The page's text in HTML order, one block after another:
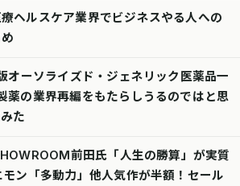
療ヘルスケア業界でビジネスやる人への
オーソライズド・ジェネリック医薬品一
薬の業界再編をもたらしうるのではと思
た
前田氏「人生の勝算」が実質
ン「多動力」他人気作が半額！セール